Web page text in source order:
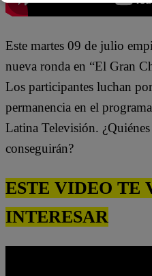
Este martes 09 de julio
nueva ronda en “El Gran
Los participantes luchan
permanencia en el
Latina Televisión.
conseguirán?
ESTE VIDEO TE
INTERESAR